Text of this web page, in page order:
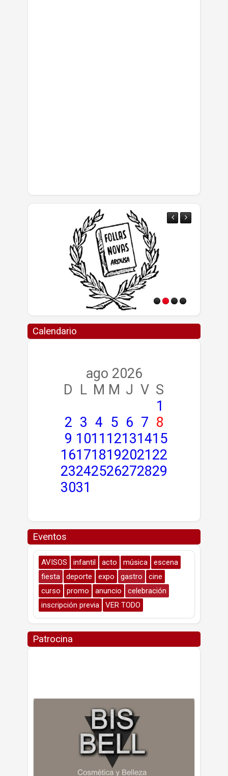
Calendario
ago 2026
D L M M J V S
1
2 3 4 5 6 7 8
9 1011 12131415
16171819202122
23242526272829
3031
Eventos
AVISOS infantil acto música
escena
fiesta
deporte expo gastro
cine
curso
promo anuncio
celebración
inscripción previa
VER TODO
Patrocina